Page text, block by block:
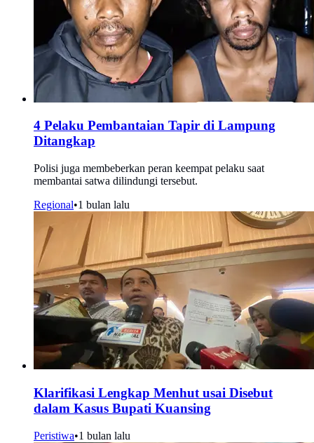
4 Pelaku Pembantaian Tapir di Lampung
Ditangkap
Polisi juga membeberkan peran keempat pelaku saat
membantai satwa dilindungi tersebut.
Regional•1 bulan lalu
Klarifikasi Lengkap Menhut usai Disebut
dalam Kasus Bupati Kuansing
Peristiwa•1 bulan lalu